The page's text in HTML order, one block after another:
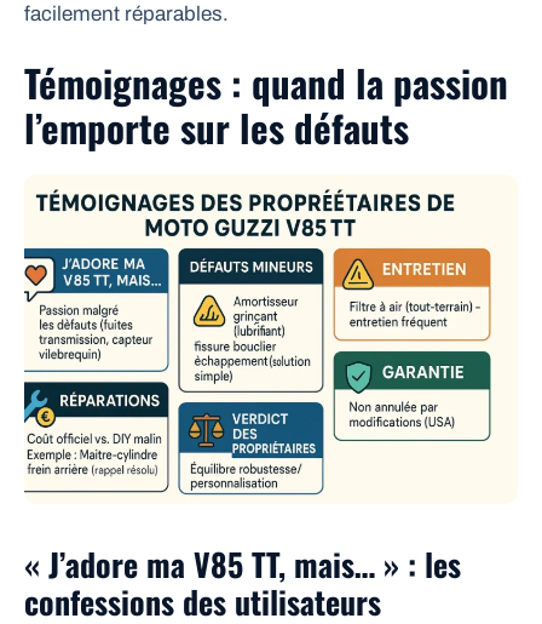
facilement réparables.
Témoignages : quand la passion
l’emporte sur les défauts
« J’adore ma V85 TT, mais… » : les
confessions des utilisateurs